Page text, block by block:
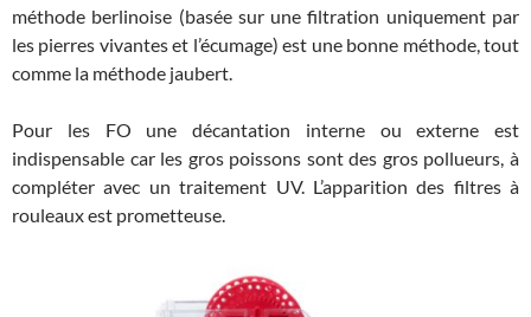
méthode berlinoise (basée sur une filtration uniquement par
les pierres vivantes et l’écumage) est une bonne méthode, tout
comme la méthode jaubert.
Pour les FO une décantation interne ou externe est
indispensable car les gros poissons sont des gros pollueurs, à
compléter avec un traitement UV. L’apparition des filtres à
rouleaux est prometteuse.